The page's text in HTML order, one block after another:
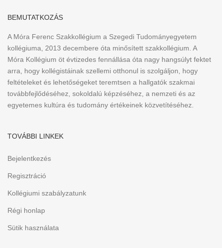
BEMUTATKOZÁS
A Móra Ferenc Szakkollégium a Szegedi Tudományegyetem
kollégiuma, 2013 decembere óta minősített szakkollégium. A
Móra Kollégium öt évtizedes fennállása óta nagy hangsúlyt fektet
arra, hogy kollégistáinak szellemi otthonul is szolgáljon, hogy
feltételeket és lehetőségeket teremtsen a hallgatók szakmai
továbbfejlődéséhez, sokoldalú képzéséhez, a nemzeti és az
egyetemes kultúra és tudomány értékeinek közvetítéséhez.
TOVÁBBI LINKEK
Bejelentkezés
Regisztráció
Kollégiumi szabályzatunk
Régi honlap
Sütik használata